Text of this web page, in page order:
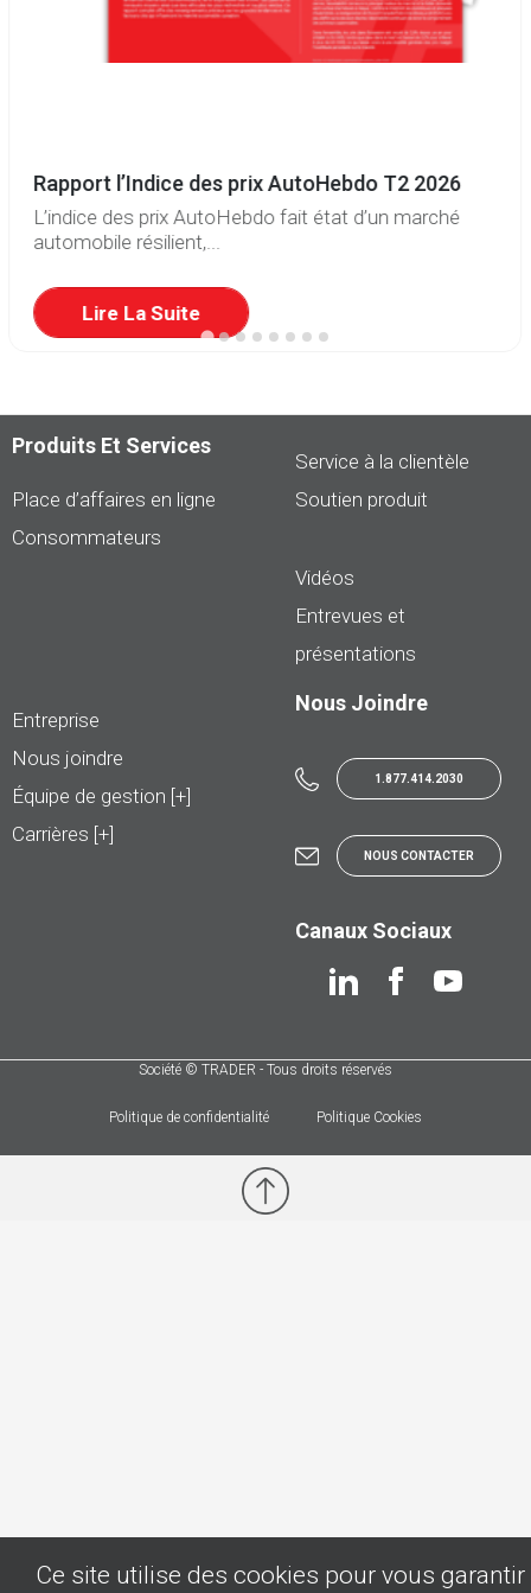
Rapport l’Indice des prix AutoHebdo T2 2026
L’indice des prix AutoHebdo fait état d’un marché
automobile résilient,...
Lire La Suite
Produits Et Services
Place d’affaires en ligne
Consommateurs
Service à la clientèle
Soutien produit
Vidéos
Entrevues et
présentations
Entreprise
Nous joindre
Équipe de gestion [+]
Carrières [+]
Nous Joindre
1.877.414.2030
NOUS CONTACTER
Canaux Sociaux
Société © TRADER - Tous droits réservés
Politique de confidentialité Politique Cookies
Ce site utilise des cookies pour vous garantir